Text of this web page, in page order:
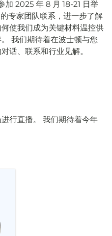
2025 年 8 月 18-21 日举
专家团队联系，进一步了解
使我们成为关键材料温控供
我们期待着在波士顿与您
话、联系和行业见解。
行直播。 我们期待着今年